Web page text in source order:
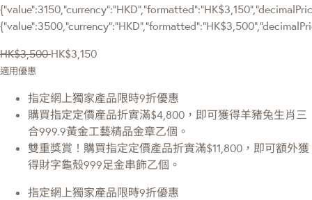
HK$3,500 HK$3,150
適用優惠
指定網上獨家產品限時9折優惠
購買指定定價產品折實滿$4,800，即可獲得羊豬兔生肖三
合999.9黃金工藝精品金章乙個。
雙重獎賞！購買指定定價產品折實滿$11,800，即可額外獲
得財字龜殼999足金串飾乙個。
指定網上獨家產品限時9折優惠